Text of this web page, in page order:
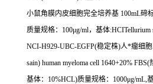
小鼠角膜内皮细胞完全培养基 100mL碲
质量规格： 100μg/ml，基体:HCITellurium
NCI-H929-UBC-EGFP(稳定株)人*瘤细胞
sain) human myeloma cell 1640+20% FBS(
基体： 10%HCL)质量规格： 1000μg/mL,